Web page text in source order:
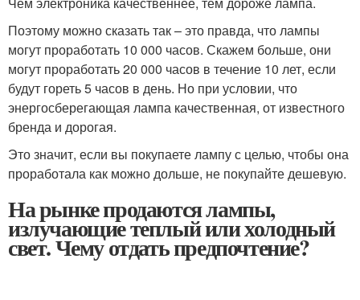
Поэтому можно сказать так – это правда, что лампы
могут проработать 10 000 часов. Скажем больше, они
могут проработать 20 000 часов в течение 10 лет, если
будут гореть 5 часов в день. Но при условии, что
энергосберегающая лампа качественная, от известного
бренда и дорогая.
Это значит, если вы покупаете лампу с целью, чтобы она
проработала как можно дольше, не покупайте дешевую.
На рынке продаются лампы,
излучающие теплый или холодный
свет. Чему отдать предпочтение?